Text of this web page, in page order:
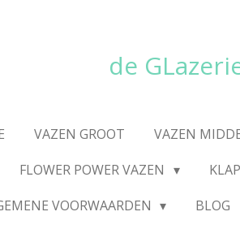
de
VAZEN GROOT VAZEN
FLOWER POWER VAZEN
VOORWAARDEN
BLOG